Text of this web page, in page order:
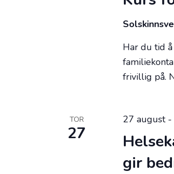
t
o
Har du tid
frivillig på.
TOR
27
gir
27 august -